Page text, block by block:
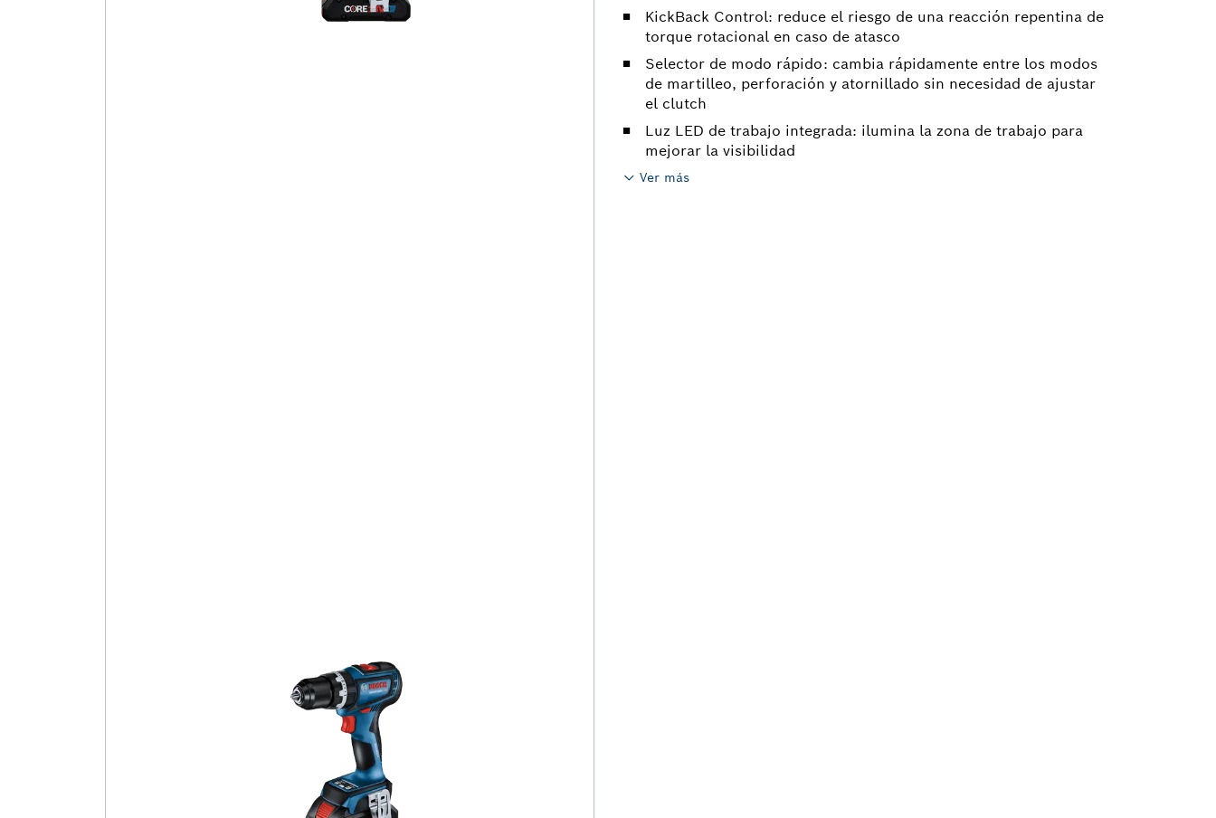
KickBack Control: reduce el riesgo de una reacción repentina de
torque rotacional en caso de atasco
Selector de modo rápido: cambia rápidamente entre los modos
de martilleo, perforación y atornillado sin necesidad de ajustar
el clutch
Luz LED de trabajo integrada: ilumina la zona de trabajo para
mejorar la visibilidad
Ver más